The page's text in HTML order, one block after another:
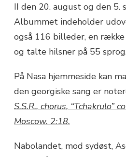
II den 20. august og den 5.
Albummet indeholder
også 116 billeder, en
og talte hilsner på 55
På Nasa hjemmeside kan
den georgiske sang er
S.S.R., chorus, “Tchakrulo”
Moscow. 2:18.
Nabolandet, mod sydøst,